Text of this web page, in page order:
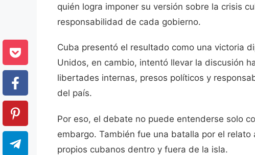
quién logra imponer su versión sobre la crisis
responsabilidad de cada gobierno.
Cuba presentó el resultado como una victoria
Unidos, en cambio, intentó llevar la discusión
libertades internas, presos políticos y
del país.
Por eso, el debate no puede entenderse solo
embargo. También fue una batalla por el
propios cubanos dentro y fuera de la isla.